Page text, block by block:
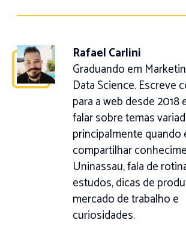
Rafael Carlini
Graduando em
Data Science. Escreve
para a web desde 2018
falar sobre temas
principalmente quando
compartilhar
Uninassau, fala de
estudos, dicas de
mercado de trabalho e
curiosidades.